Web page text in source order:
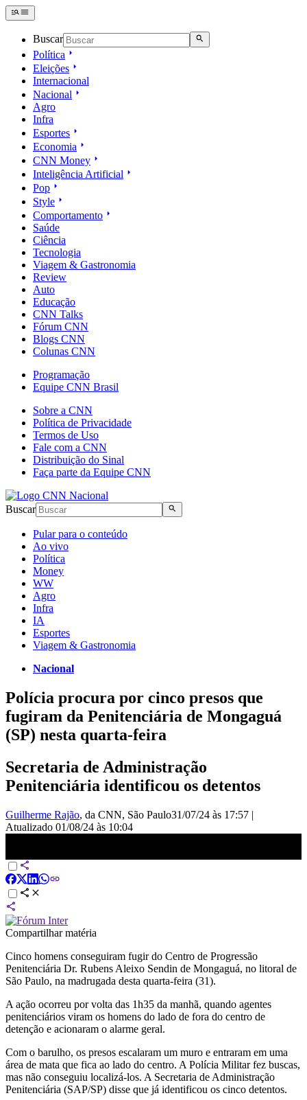
Buscar
Política
Eleições
Internacional
Nacional
Agro
Infra
Esportes
Economia
CNN Money
Inteligência Artificial
Pop
Style
Comportamento
Saúde
Ciência
Tecnologia
Viagem & Gastronomia
Review
Auto
Educação
CNN Talks
Fórum CNN
Blogs CNN
Colunas CNN
Programação
Equipe CNN Brasil
Sobre a CNN
Política de Privacidade
Termos de Uso
Fale com a CNN
Distribuição do Sinal
Faça parte da Equipe CNN
Buscar
Pular para o conteúdo
Ao vivo
Política
Money
WW
Agro
Infra
IA
Esportes
Viagem & Gastronomia
Nacional
Polícia procura por cinco presos que
fugiram da Penitenciária de Mongaguá
(SP) nesta quarta-feira
Secretaria de Administração
Penitenciária identificou os detentos
Guilherme Rajão, da CNN, São Paulo31/07/24 às 17:57 |
Atualizado 01/08/24 às 10:04
Compartilhar matéria
Cinco homens conseguiram fugir do Centro de Progressão
Penitenciária Dr. Rubens Aleixo Sendin de Mongaguá, no litoral de
São Paulo, na madrugada desta quarta-feira (31).
A ação ocorreu por volta das 1h35 da manhã, quando agentes
penitenciários viram os homens do lado de fora do centro de
detenção e acionaram o alarme geral.
Com o barulho, os presos escalaram um muro e entraram em uma
área de mata que fica ao lado do centro. A Polícia Militar fez buscas,
mas não conseguiu localizá-los. A Secretaria de Administração
Penitenciária (SAP/SP) disse que já identificou os cinco detentos.